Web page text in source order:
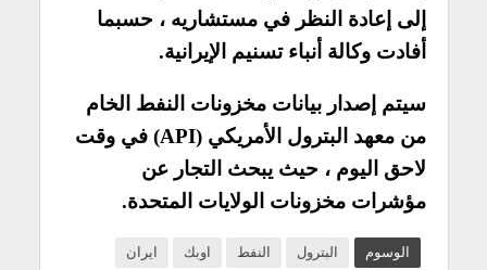
إلى إعادة النظر في مستشاريه ، حسبما
أفادت وكالة أنباء تسنيم الإيرانية.
سيتم إصدار بيانات مخزونات النفط الخام
من معهد البترول الأمريكي (API) في وقت
لاحق اليوم ، حيث يبحث التجار عن
مؤشرات مخزونات الولايات المتحدة.
الوسوم البترول النفط اوبك
ايران